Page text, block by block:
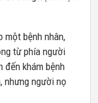
một bệnh nhân,
từ phía người
đến khám bệnh
nhưng người nọ